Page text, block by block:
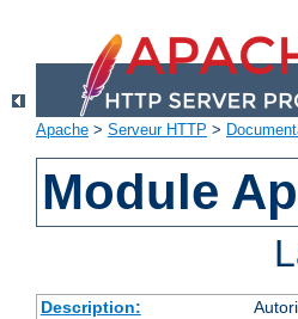
Apache > Serveur HTTP >
Module
Description: